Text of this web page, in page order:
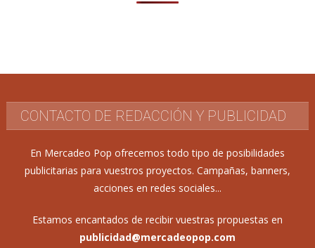
CONTACTO DE REDACCIÓN Y PUBLICIDAD
En Mercadeo Pop ofrecemos todo tipo de posibilidades
publicitarias para vuestros proyectos. Campañas, banners,
acciones en redes sociales...
Estamos encantados de recibir vuestras propuestas en
publicidad@mercadeopop.com